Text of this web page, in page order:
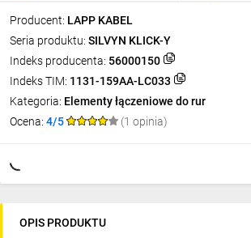
Producent: LAPP KABEL
Seria produktu: SILVYN KLICK-Y
Indeks producenta: 56000150
Indeks TIM: 1131-159AA-LC033
Kategoria: Elementy łączeniowe do rur
Ocena: 4/5 (1 opinia)
OPIS PRODUKTU